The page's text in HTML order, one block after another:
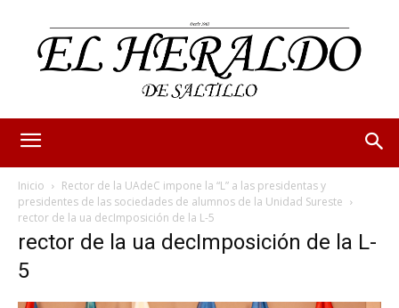
Inicio
Rector de la UAdeC impone la “L” a las presidentas y
presidentes de las sociedades de alumnos de la Unidad Sureste
rector de la ua decImposición de la L-5
rector de la ua decImposición de la L-
5